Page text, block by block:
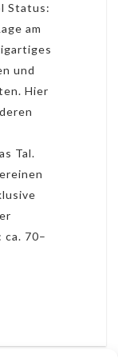
Status:
am
und
Hier
Tal.
70–